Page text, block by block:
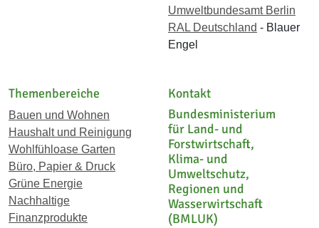
Umweltbundesamt Berlin
RAL Deutschland - Blauer
Engel
Themenbereiche
Bauen und Wohnen
Haushalt und Reinigung
Wohlfühloase Garten
Büro, Papier & Druck
Grüne Energie
Nachhaltige
Finanzprodukte
Kontakt
Bundesministerium
für Land- und
Forstwirtschaft,
Klima- und
Umweltschutz,
Regionen und
Wasserwirtschaft
(BMLUK)